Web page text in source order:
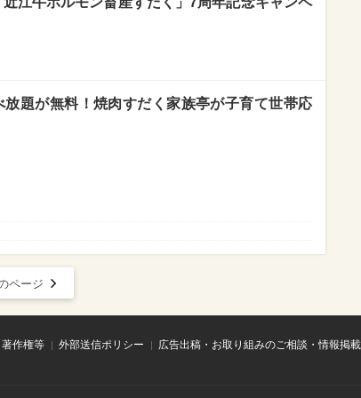
放題が無料！焼肉すだく家族亭が子育て世帯応
ページ
作権等 外部送信ポリシー
広告出稿・お取り組みのご相談・情報掲